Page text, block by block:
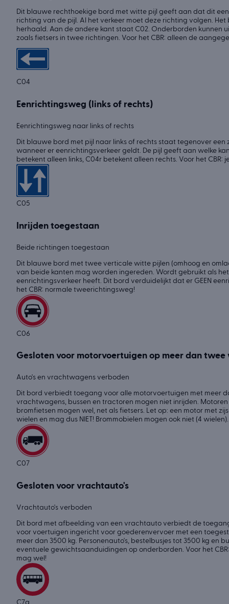
Dit blauwe rechthoekige bord met witte pijl geeft aan dat dit
richting van de pijl. Al het verkeer moet deze richting volgen.
herhaald. Aan de andere kant staat C02. Onderborden kunnen
zoals fietsers in twee richtingen. Voor het CBR: alleen de
C04
Eenrichtingsweg (links of rechts)
Eenrichtingsweg naar links of rechts
Dit blauwe bord met pijl naar links of rechts staat tegenover een
wanneer er eenrichtingsverkeer geldt. De pijl geeft aan welke
betekent alleen links, C04r betekent alleen rechts. Voor het CBR:
C05
Inrijden toegestaan
Beide richtingen toegestaan
Dit blauwe bord met twee verticale witte pijlen (omhoog en
van beide kanten mag worden ingereden. Wordt gebruikt als
eenrichtingsverkeer heeft. Dit bord verduidelijkt dat er GEEN
het CBR: normale tweerichtingsweg!
C06
Gesloten voor motorvoertuigen op meer dan twee
Auto's en vrachtwagens verboden
Dit bord verbiedt toegang voor alle motorvoertuigen met meer
vrachtwagens, bussen en tractoren mogen niet inrijden.
bromfietsen mogen wel, net als fietsers. Let op: een motor met
wielen en mag dus NIET! Brommobielen mogen ook niet (4 wielen).
C07
Gesloten voor vrachtauto's
Vrachtauto's verboden
Dit bord met afbeelding van een vrachtauto verbiedt de
voor voertuigen ingericht voor goederenvervoer met een
meer dan 3500 kg. Personenauto's, bestelbusjes tot 3500 kg en
eventuele gewichtsaanduidingen op onderborden. Voor het
mag wel!